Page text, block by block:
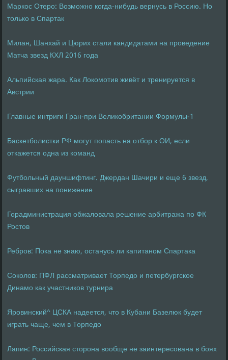
Маркос Отеро: Возможно когда-нибудь вернусь в Россию. Но
только в Спартак
Милан, Шанхай и Цюрих стали кандидатами на проведение
Матча звезд КХЛ 2016 года
Альпийская жара. Как Локомотив живёт и тренируется в
Австрии
Главные интриги Гран-при Великобритании Формулы-1
Баскетболистки РФ могут попасть на отбор к ОИ, если
откажется одна из команд
Футбольный дауншифтинг. Джердан Шачири и еще 6 звезд,
сыгравших на понижение
Горадминистрация обжаловала решение арбитража по ФК
Ростов
Ребров: Пока не знаю, останусь ли капитаном Спартака
Соколов: ПФЛ рассматривает Торпедо и петербургское
Динамо как участников турнира
Яровинский^ ЦСКА надеется, что в Кубани Базелюк будет
играть чаще, чем в Торпедо
Лапин: Российская сторона вообще не заинтересована в боях